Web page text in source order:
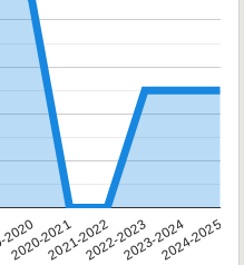
2020-20212021-20222022-20232023-20242024-2025